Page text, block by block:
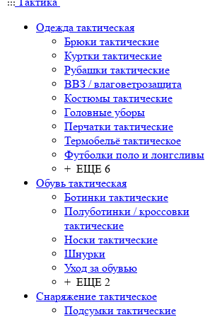
Одежда тактическая
Брюки тактические
Куртки тактические
Рубашки тактические
ВВЗ / влаговетрозащита
Костюмы тактические
Головные уборы
Перчатки тактические
Термобельё тактическое
Футболки поло и лонгсливы
+ ЕЩЕ 6
Обувь тактическая
Ботинки тактические
Полуботинки / кроссовки
тактические
Носки тактические
Шнурки
Уход за обувью
+ ЕЩЕ 2
Снаряжение тактическое
Подсумки тактические